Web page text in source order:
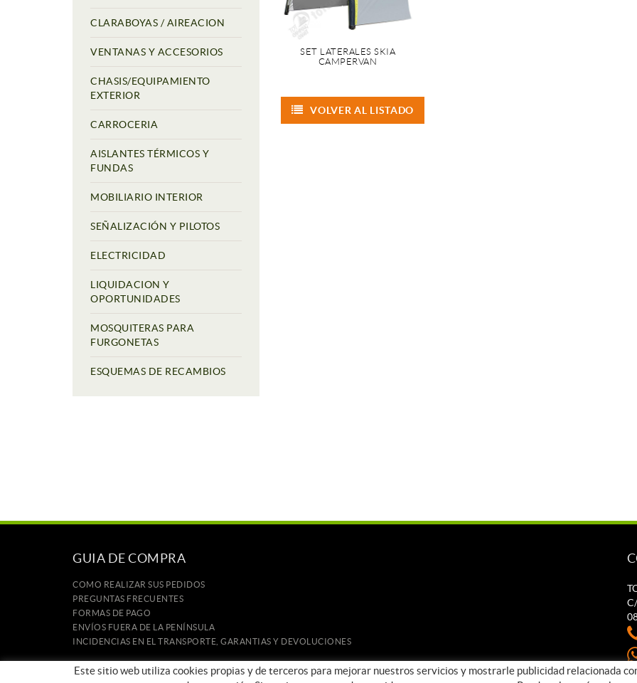
CLARABOYAS / AIREACION
VENTANAS Y ACCESORIOS
CHASIS/EQUIPAMIENTO
EXTERIOR
CARROCERIA
AISLANTES TÉRMICOS Y
FUNDAS
MOBILIARIO INTERIOR
SEÑALIZACIÓN Y PILOTOS
ELECTRICIDAD
LIQUIDACION Y
OPORTUNIDADES
MOSQUITERAS PARA
FURGONETAS
ESQUEMAS DE RECAMBIOS
SET LATERALES SKIA
CAMPERVAN
VOLVER AL LISTADO
GUIA DE COMPRA
COMO REALIZAR SUS PEDIDOS
PREGUNTAS FRECUENTES
FORMAS DE PAGO
ENVÍOS FUERA DE LA PENÍNSULA
INCIDENCIAS EN EL TRANSPORTE, GARANTIAS Y DEVOLUCIONES
INICIO
Este sitio web utiliza cookies propias y de terceros para mejorar nuestros servicios y mostrarle publicidad relacionada